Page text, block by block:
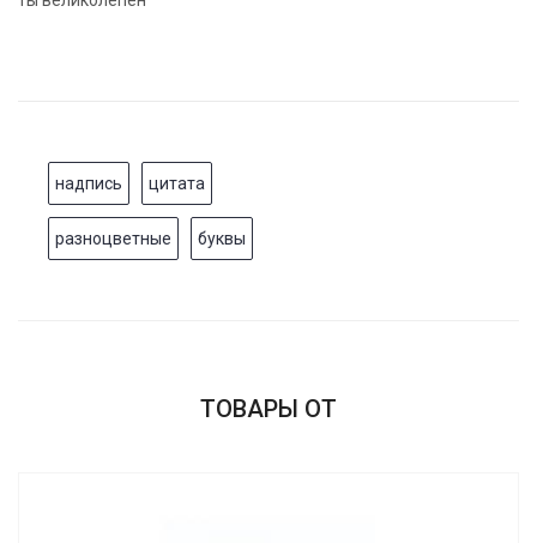
надпись цитата
разноцветные буквы
ТОВАРЫ ОТ